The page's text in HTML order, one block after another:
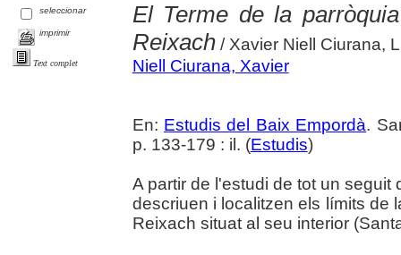
seleccionar
imprimir
Text complet
El Terme de la
Reixach/ Xavier Niell Ciurana,
Niell Ciurana, Xavier
En: Estudis del Baix Empordà.
p. 133-179 : il. (Estudis)
A partir de l'estudi de tot un
descriuen i localitzen els límits de
Reixach situat al seu interior